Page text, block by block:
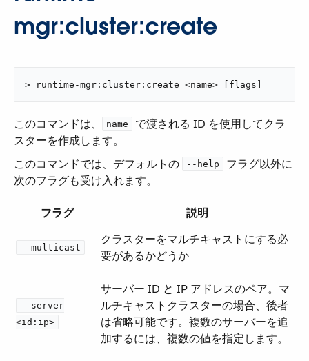
mgr:cluster:create
> runtime-mgr:cluster:create <name> [flags]
このコマンドは、​ name
​ で渡される ID を使用してクラ
スターを作成します。
このコマンドでは、デフォルトの ​
--help
​ フラグ以外に
次のフラグも受け入れます。
フラグ 説明
--multicast
クラスターをマルチキャストにする必
要があるかどうか
--server
<id:ip>
サーバー ID と IP アドレスのペア。マ
ルチキャストクラスターの場合、後者
は省略可能です。複数のサーバーを追
加するには、複数の値を指定します。